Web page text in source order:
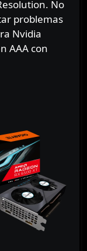
No
problemas
Nvidia
AAA con